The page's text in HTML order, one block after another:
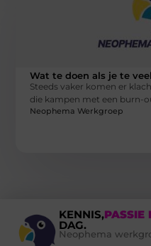
Wat te doen als je te
Steeds vaker komen er
die kampen met een burn-
Neophema Werkgroep
KENNIS,PASSIE
DAG.
Neophema